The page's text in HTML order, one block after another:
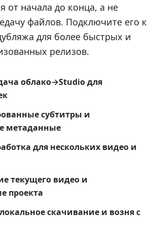
от начала до конца, а не
файлов. Подключите его к
для более быстрых и
релизов.
облако→Studio для
субтитры и
метаданные
для нескольких видео и
текущего видео и
проекта
скачивание и возня с